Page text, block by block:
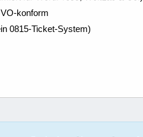
konform
0815-Ticket-System)